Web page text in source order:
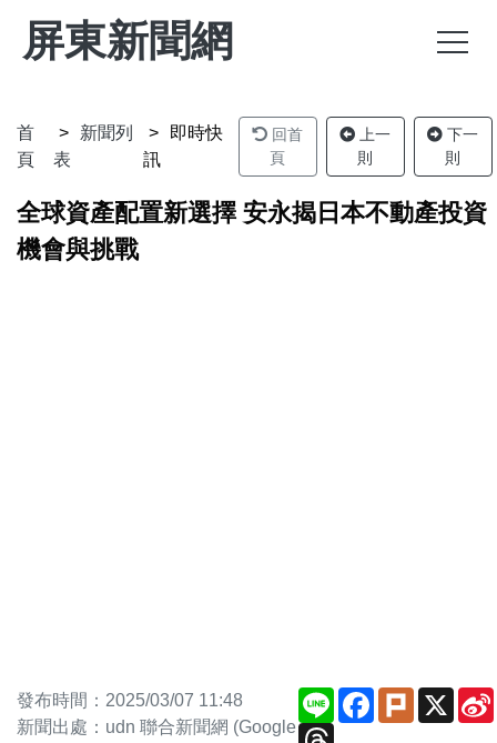
屏東新聞網
首
頁
新聞列
表
即時快
訊
回首
頁
上一
則
下一
則
全球資產配置新選擇 安永揭日本不動產投資
機會與挑戰
發布時間：2025/03/07 11:48
新聞出處：udn 聯合新聞網 (Google
Line Facebook
Plurk X